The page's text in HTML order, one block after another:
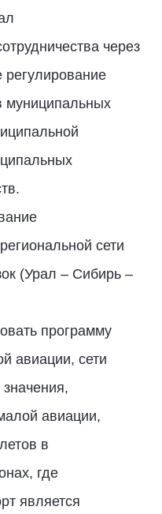
через
регулирование
муниципальных
сети
(Урал – Сибирь –
программу
авиации, сети
авиации,
в
где
является